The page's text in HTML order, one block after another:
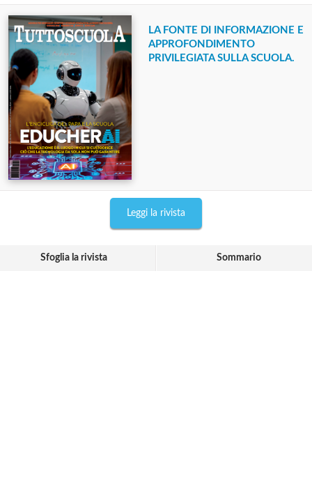
LA FONTE DI INFORMAZIONE E
APPROFONDIMENTO
PRIVILEGIATA SULLA SCUOLA.
Leggi la rivista
Sfoglia la rivista Sommario